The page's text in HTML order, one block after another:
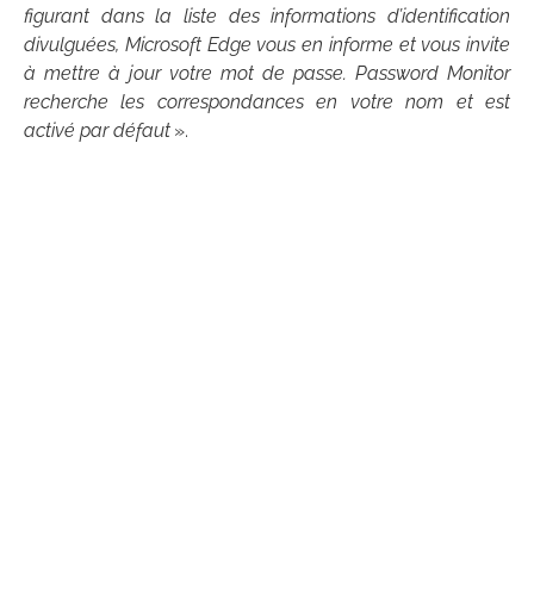
figurant dans la liste des informations d’identification
divulguées, Microsoft Edge vous en informe et vous invite
à mettre à jour votre mot de passe. Password Monitor
recherche les correspondances en votre nom et est
activé par défaut ».